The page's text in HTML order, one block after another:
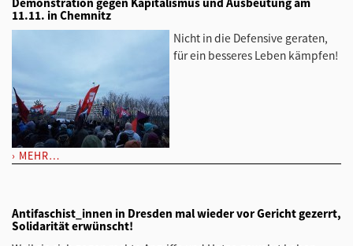
11.11. in Chemnitz
Nicht in die Defensive geraten,
für ein besseres Leben kämpfen!
MEHR…
Antifaschist_innen in Dresden mal wieder vor Gericht gezerrt,
Solidarität erwünscht!